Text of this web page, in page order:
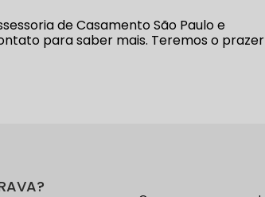
de Casamento São Paulo e
para saber mais. Teremos o prazer